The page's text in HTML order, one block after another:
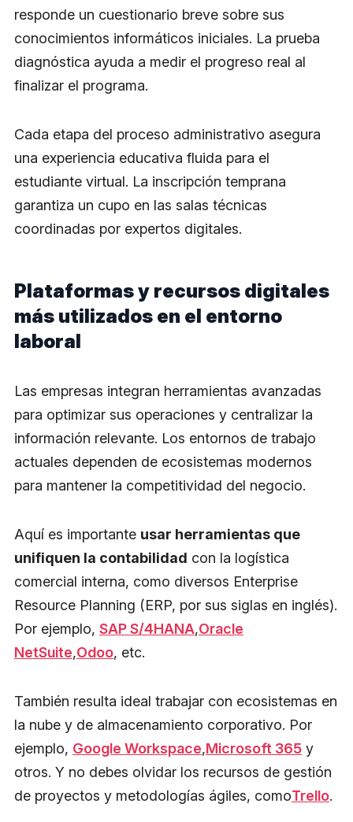
responde un cuestionario breve sobre sus
conocimientos informáticos iniciales. La prueba
diagnóstica ayuda a medir el progreso real al
finalizar el programa.
Cada etapa del proceso administrativo asegura
una experiencia educativa fluida para el
estudiante virtual. La inscripción temprana
garantiza un cupo en las salas técnicas
coordinadas por expertos digitales.
Plataformas y recursos digitales
más utilizados en el entorno
laboral
Las empresas integran herramientas avanzadas
para optimizar sus operaciones y centralizar la
información relevante. Los entornos de trabajo
actuales dependen de ecosistemas modernos
para mantener la competitividad del negocio.
Aquí es importante usar herramientas que
unifiquen la contabilidad con la logística
comercial interna, como diversos Enterprise
Resource Planning (ERP, por sus siglas en inglés).
Por ejemplo, SAP S/4HANA,Oracle
NetSuite,Odoo, etc.
También resulta ideal trabajar con ecosistemas en
la nube y de almacenamiento corporativo. Por
ejemplo, Google Workspace,Microsoft 365 y
otros. Y no debes olvidar los recursos de gestión
de proyectos y metodologías ágiles, comoTrello.